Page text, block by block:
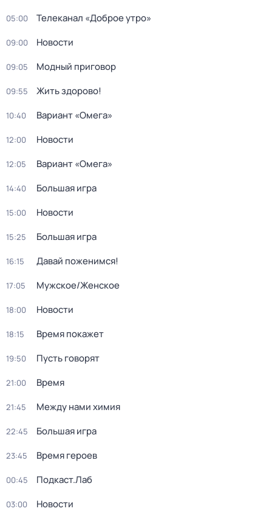
05:00 Телеканал «Доброе утро»
09:00 Новости
09:05 Модный приговор
09:55 Жить здорово!
10:40 Вариант «Омега»
12:00 Новости
12:05 Вариант «Омега»
14:40 Большая игра
15:00 Новости
15:25 Большая игра
16:15 Давай поженимся!
17:05 Мужское/Женское
18:00 Новости
18:15 Время покажет
19:50 Пусть говорят
21:00 Время
21:45 Между нами химия
22:45 Большая игра
23:45 Время героев
00:45 Подкаст.Лаб
03:00 Новости